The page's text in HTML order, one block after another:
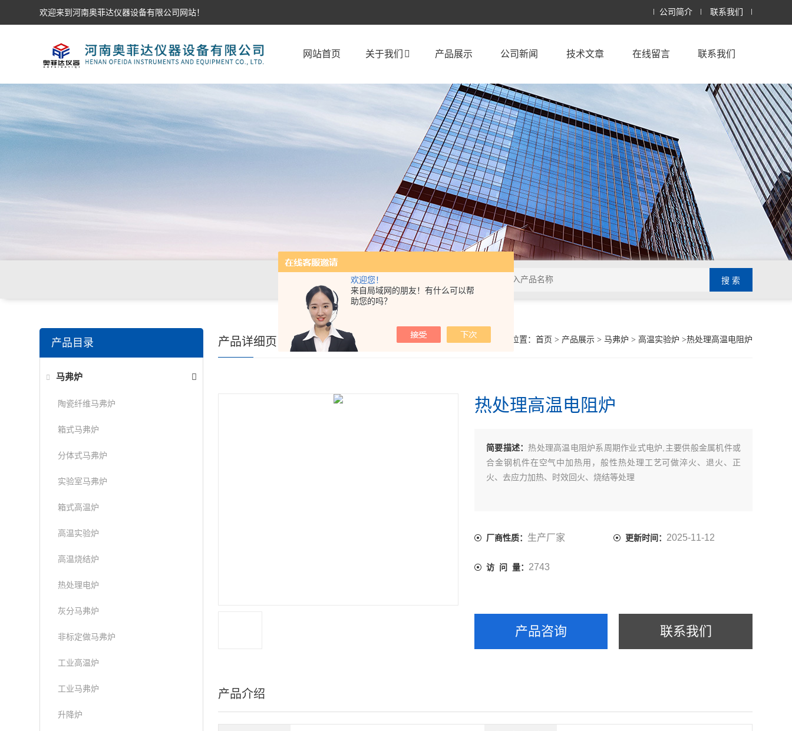
欢迎您！
来自局域网的朋友！有什么可以帮
助您的吗？
欢迎来到河南奥菲达仪器设备有限公司网站！ 公司简介 联系我们
网站首页 关于我们 产品展示 公司新闻 技术文章 在线留言 联系我们
你的位置： 首页 > 产品展示> 马弗炉 > 高温实验炉 >热处理高温电阻炉
产品详细页
热处理高温电阻炉
简要描述：热处理高温电阻炉系周期作业式电炉,主要供般金属机件或
合金钢机件在空气中加热用，般性热处理工艺可做淬火、退火、正
火、去应力加热、时效回火、烧结等处理
厂商性质： 生产厂家 更新时间： 2025-11-12
访 问 量： 2743
产品咨询 联系我们
产品介绍
产品目录
马弗炉
陶瓷纤维马弗炉
箱式马弗炉
分体式马弗炉
实验室马弗炉
箱式高温炉
高温实验炉
高温烧结炉
热处理电炉
灰分马弗炉
非标定做马弗炉
工业高温炉
工业马弗炉
升降炉